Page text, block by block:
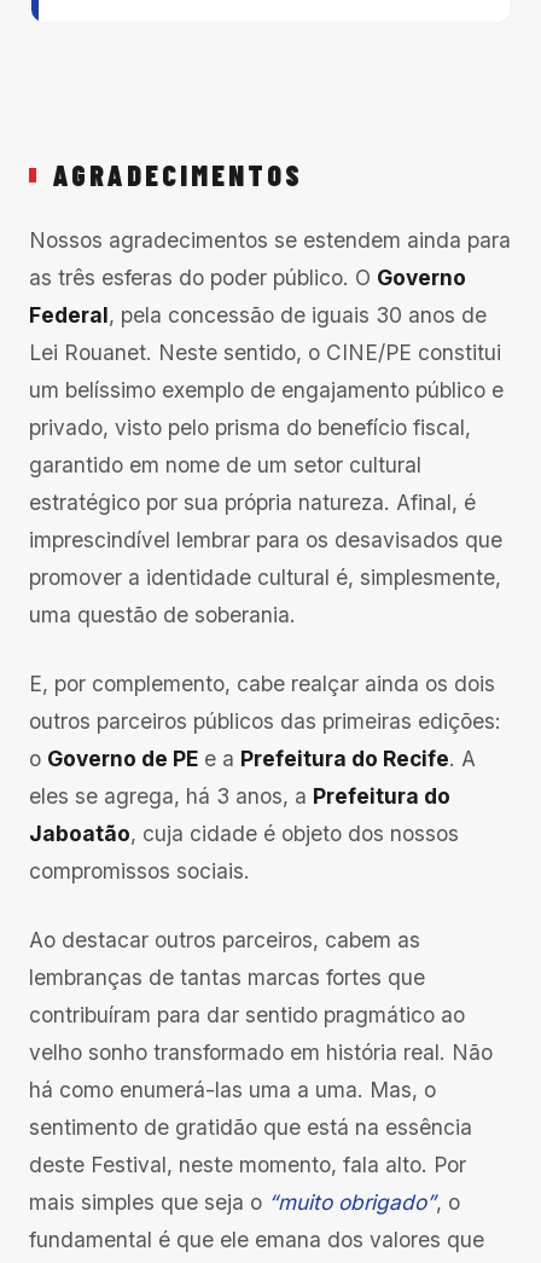
AGRADECIMENTOS
Nossos agradecimentos se estendem ainda para
as três esferas do poder público. O Governo
Federal, pela concessão de iguais 30 anos de
Lei Rouanet. Neste sentido, o CINE/PE constitui
um belíssimo exemplo de engajamento público e
privado, visto pelo prisma do benefício fiscal,
garantido em nome de um setor cultural
estratégico por sua própria natureza. Afinal, é
imprescindível lembrar para os desavisados que
promover a identidade cultural é, simplesmente,
uma questão de soberania.
E, por complemento, cabe realçar ainda os dois
outros parceiros públicos das primeiras edições:
o Governo de PE e a Prefeitura do Recife. A
eles se agrega, há 3 anos, a Prefeitura do
Jaboatão, cuja cidade é objeto dos nossos
compromissos sociais.
Ao destacar outros parceiros, cabem as
lembranças de tantas marcas fortes que
contribuíram para dar sentido pragmático ao
velho sonho transformado em história real. Não
há como enumerá-las uma a uma. Mas, o
sentimento de gratidão que está na essência
deste Festival, neste momento, fala alto. Por
mais simples que seja o “muito obrigado”, o
fundamental é que ele emana dos valores que